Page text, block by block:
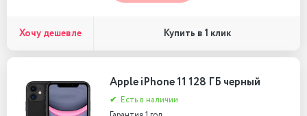
Хочу дешевле Купить в 1 клик
Apple iPhone 11 128 ГБ черный
✔ Есть в наличии